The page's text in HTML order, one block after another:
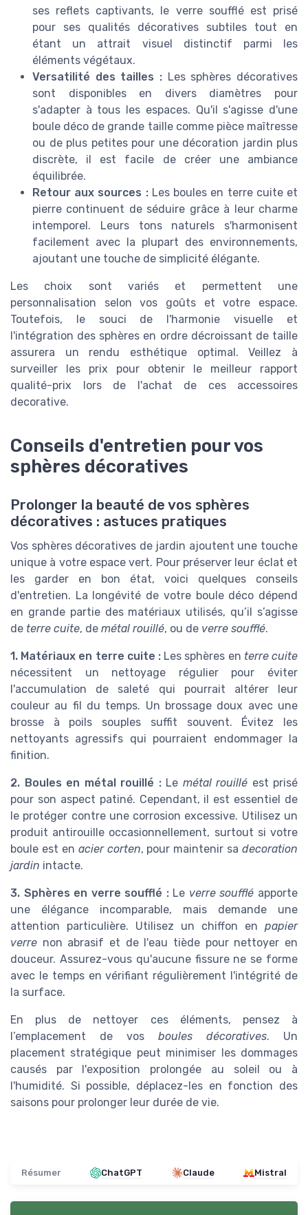
ses reflets captivants, le verre soufflé est prisé
pour ses qualités décoratives subtiles tout en
étant un attrait visuel distinctif parmi les
éléments végétaux.
Versatilité des tailles : Les sphères décoratives
sont disponibles en divers diamètres pour
s'adapter à tous les espaces. Qu'il s'agisse d'une
boule déco de grande taille comme pièce maîtresse
ou de plus petites pour une décoration jardin plus
discrète, il est facile de créer une ambiance
équilibrée.
Retour aux sources :Les boules en terre cuite et
pierre continuent de séduire grâce à leur charme
intemporel. Leurs tons naturels s'harmonisent
facilement avec la plupart des environnements,
ajoutant une touche de simplicité élégante.
Les choix sont variés et permettent une
personnalisation selon vos goûts et votre espace.
Toutefois, le souci de l'harmonie visuelle et
l'intégration des sphères en ordre décroissant de taille
assurera un rendu esthétique optimal. Veillez à
surveiller les prix pour obtenir le meilleur rapport
qualité-prix lors de l'achat de ces accessoires
decorative.
Conseils d'entretien pour vos
sphères décoratives
Prolonger la beauté de vos sphères
décoratives : astuces pratiques
Vos sphères décoratives de jardin ajoutent une touche
unique à votre espace vert. Pour préserver leur éclat et
les garder en bon état, voici quelques conseils
d'entretien. La longévité de votre boule déco dépend
en grande partie des matériaux utilisés, qu’il s’agisse
de terre cuite, de métal rouillé, ou de verre soufflé.
1. Matériaux en terre cuite : Les sphères en terre cuite
nécessitent un nettoyage régulier pour éviter
l'accumulation de saleté qui pourrait altérer leur
couleur au fil du temps. Un brossage doux avec une
brosse à poils souples suffit souvent. Évitez les
nettoyants agressifs qui pourraient endommager la
finition.
2. Boules en métal rouillé :Le métal rouillé est prisé
pour son aspect patiné. Cependant, il est essentiel de
le protéger contre une corrosion excessive. Utilisez un
produit antirouille occasionnellement, surtout si votre
boule est en acier corten, pour maintenir sa decoration
jardin intacte.
3. Sphères en verre soufflé :Le verre soufflé apporte
une élégance incomparable, mais demande une
attention particulière. Utilisez un chiffon en papier
verre non abrasif et de l'eau tiède pour nettoyer en
douceur. Assurez-vous qu'aucune fissure ne se forme
avec le temps en vérifiant régulièrement l'intégrité de
la surface.
En plus de nettoyer ces éléments, pensez à
l’emplacement de vos boules décoratives. Un
placement stratégique peut minimiser les dommages
causés par l'exposition prolongée au soleil ou à
l'humidité. Si possible, déplacez-les en fonction des
saisons pour prolonger leur durée de vie.
Résumer ChatGPT Claude Mistral